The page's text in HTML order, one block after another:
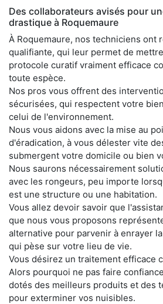
Des collaborateurs avisés pour
drastique à Roquemaure
À Roquemaure, nos techniciens ont
qualifiante, qui leur permet de
protocole curatif vraiment efficace
toute espèce.
Nos pros vous offrent des
sécurisées, qui respectent votre
celui de l'environnement.
Nous vous aidons avec la mise au
d'éradication, à vous délester vite
submergent votre domicile ou bien
Nous saurons nécessairement
avec les rongeurs, peu importe
est une structure ou une habitation.
Vous allez devoir savoir que
que nous vous proposons
alternative pour parvenir à enrayer
qui pèse sur votre lieu de vie.
Vous désirez un traitement efficace
Alors pourquoi ne pas faire
dotés des meilleurs produits et des
pour exterminer vos nuisibles.